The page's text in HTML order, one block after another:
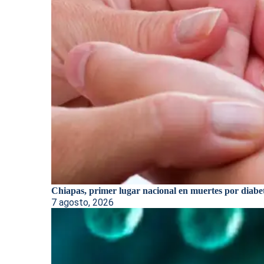
Chiapas, primer lugar nacional en muertes por
7 agosto, 2026